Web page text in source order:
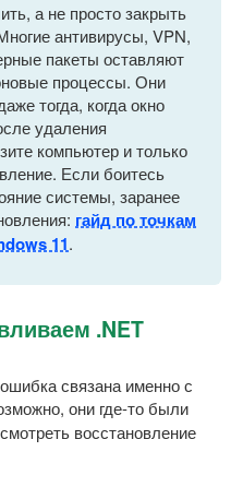
а не просто закрыть
антивирусы, VPN,
пакеты оставляют
процессы. Они
тогда, когда окно
удаления
компьютер и только
Если боитесь
системы, заранее
гайд по точкам
11.
.NET
связана именно с
они где-то были
восстановление